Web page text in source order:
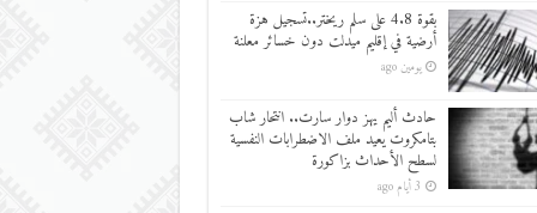
بقوة 4.8 على سلم ريختر..تسجيل هزة
أرضية في إقليم ميدلت دون خسائر معلنة
يومين ago
حادث أليم يهز دوار سارت.. انتحار شاب
بتامكروت يعيد ملف الاضطرابات النفسية
لسطح الأحداث بزاكورة
3 أيام ago